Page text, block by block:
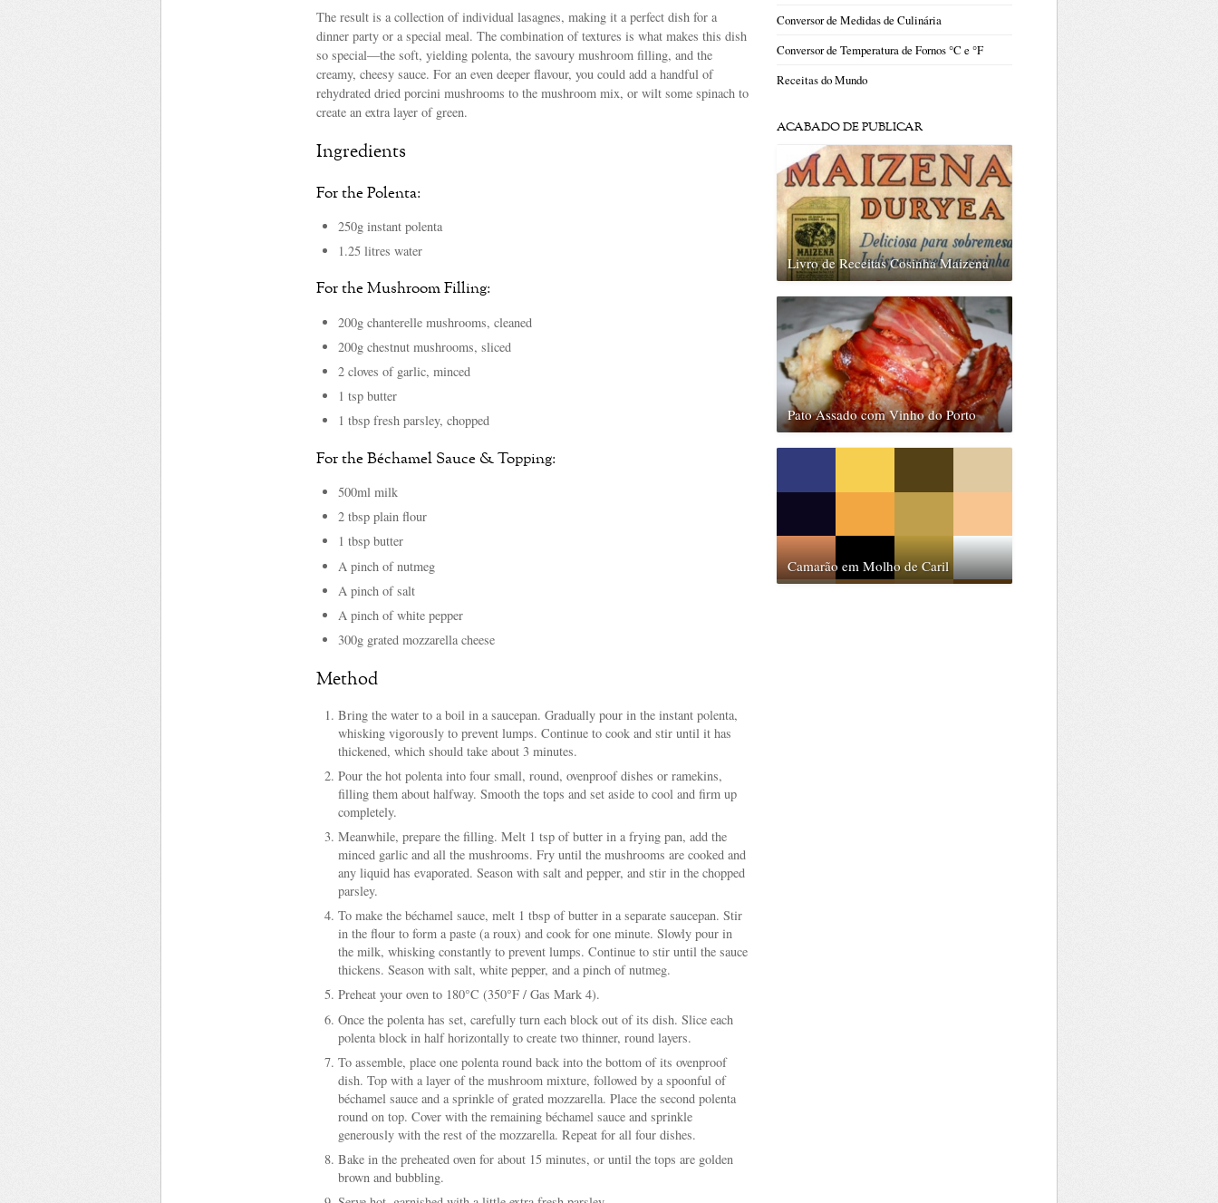
The result is a collection of individual lasagnes, making it a perfect dish for a
dinner party or a special meal. The combination of textures is what makes this dish
so special—the soft, yielding polenta, the savoury mushroom filling, and the
creamy, cheesy sauce. For an even deeper flavour, you could add a handful of
rehydrated dried porcini mushrooms to the mushroom mix, or wilt some spinach to
create an extra layer of green.
Ingredients
For the Polenta:
250g instant polenta
1.25 litres water
For the Mushroom Filling:
200g chanterelle mushrooms, cleaned
200g chestnut mushrooms, sliced
2 cloves of garlic, minced
1 tsp butter
1 tbsp fresh parsley, chopped
For the Béchamel Sauce & Topping:
500ml milk
2 tbsp plain flour
1 tbsp butter
A pinch of nutmeg
A pinch of salt
A pinch of white pepper
300g grated mozzarella cheese
Method
Bring the water to a boil in a saucepan. Gradually pour in the instant polenta,
whisking vigorously to prevent lumps. Continue to cook and stir until it has
thickened, which should take about 3 minutes.
Pour the hot polenta into four small, round, ovenproof dishes or ramekins,
filling them about halfway. Smooth the tops and set aside to cool and firm up
completely.
Meanwhile, prepare the filling. Melt 1 tsp of butter in a frying pan, add the
minced garlic and all the mushrooms. Fry until the mushrooms are cooked and
any liquid has evaporated. Season with salt and pepper, and stir in the chopped
parsley.
To make the béchamel sauce, melt 1 tbsp of butter in a separate saucepan. Stir
in the flour to form a paste (a roux) and cook for one minute. Slowly pour in
the milk, whisking constantly to prevent lumps. Continue to stir until the sauce
thickens. Season with salt, white pepper, and a pinch of nutmeg.
Preheat your oven to 180°C (350°F / Gas Mark 4).
Once the polenta has set, carefully turn each block out of its dish. Slice each
polenta block in half horizontally to create two thinner, round layers.
To assemble, place one polenta round back into the bottom of its ovenproof
dish. Top with a layer of the mushroom mixture, followed by a spoonful of
béchamel sauce and a sprinkle of grated mozzarella. Place the second polenta
round on top. Cover with the remaining béchamel sauce and sprinkle
generously with the rest of the mozzarella. Repeat for all four dishes.
Bake in the preheated oven for about 15 minutes, or until the tops are golden
brown and bubbling.
Conversor de Medidas de Culinária
Conversor de Temperatura de Fornos °C e °F
Receitas do Mundo
ACABADO DE PUBLICAR
Livro de Receitas Cosinha Maizena
Pato Assado com Vinho do Porto
Camarão em Molho de Caril